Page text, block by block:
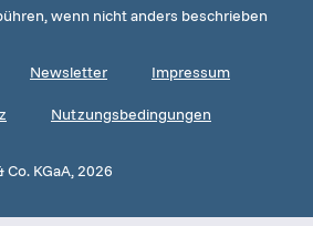
wenn nicht anders beschrieben
Newsletter Impressum
Nutzungsbedingungen
KGaA, 2026